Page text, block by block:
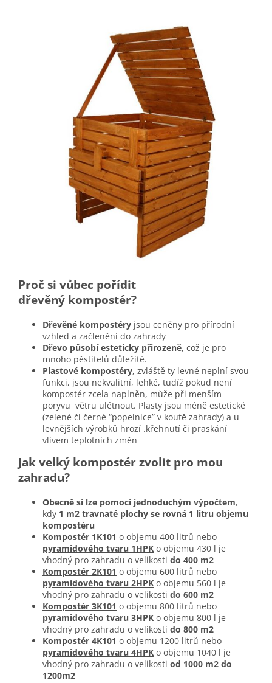
Proč si vůbec pořídit
dřevěný kompostér?
Dřevěné kompostéry jsou ceněny pro přírodní
vzhled a začlenění do zahrady
Dřevo působí esteticky přirozeně, což je pro
mnoho pěstitelů důležité.
Plastové kompostéry, zvláště ty levné neplní svou
funkci, jsou nekvalitní, lehké, tudíž pokud není
kompostér zcela naplněn, může při menším
poryvu větru ulétnout. Plasty jsou méně estetické
(zelené či černé “popelnice” v koutě zahrady) a u
levnějších výrobků hrozí .křehnutí či praskání
vlivem teplotních změn
Jak velký kompostér zvolit pro mou
zahradu?
Obecně si lze pomoci jednoduchým výpočtem,
kdy 1 m2 travnaté plochy se rovná 1 litru objemu
kompostéru
Kompostér 1K101 o objemu 400 litrů nebo
pyramidového tvaru 1HPK o objemu 430 l je
vhodný pro zahradu o velikosti do 400 m2
Kompostér 2K101 o objemu 600 litrů nebo
pyramidového tvaru 2HPK o objemu 560 l je
vhodný pro zahradu o velikosti do 600 m2
Kompostér 3K101 o objemu 800 litrů nebo
pyramidového tvaru 3HPK o objemu 800 l je
vhodný pro zahradu o velikosti do 800 m2
Kompostér 4K101 o objemu 1200 litrů nebo
pyramidového tvaru 4HPK o objemu 1040 l je
vhodný pro zahradu o velikosti od 1000 m2 do
1200m2